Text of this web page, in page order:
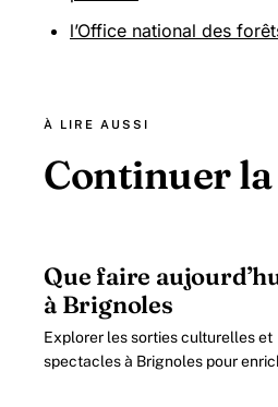
l’Office national des
À LIRE AUSSI
Continuer la
Que faire
à Brignoles
Explorer les sorties culturelles et
spectacles à Brignoles pour